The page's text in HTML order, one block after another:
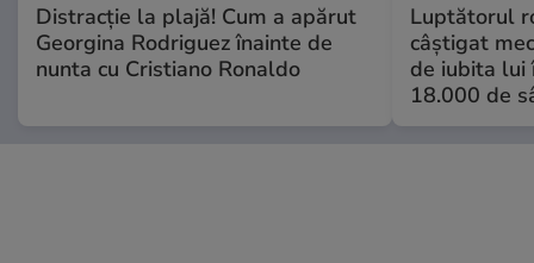
Distracție la plajă! Cum a apărut
Georgina Rodriguez înainte de
nunta cu Cristiano Ronaldo
Luptătorul
câștigat
de iubita lui
18.000 de